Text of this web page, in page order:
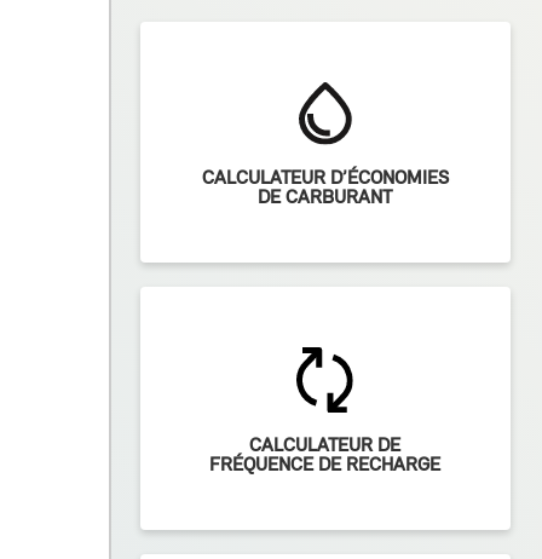
CALCULATEUR D’ÉCONOMIES
DE CARBURANT
CALCULATEUR DE
FRÉQUENCE DE RECHARGE